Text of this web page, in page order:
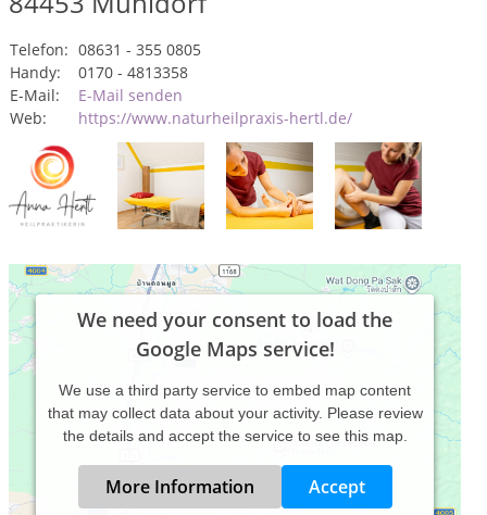
Telefon: 08631 - 355 0805
Handy:
0170 - 4813358
E-Mail:
E-Mail senden
Web:
https://www.naturheilpraxis-hertl.de/
We need your consent to load the
Google Maps service!
We use a third party service to embed map content
that may collect data about your activity. Please review
the details and accept the service to see this map.
More Information Accept